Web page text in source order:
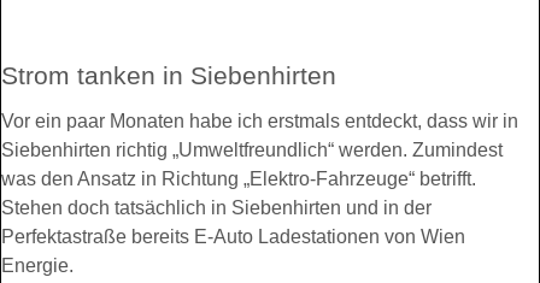
Strom tanken in Siebenhirten
Vor ein paar Monaten habe ich erstmals entdeckt, dass wir in
Siebenhirten richtig „Umweltfreundlich“ werden. Zumindest
was den Ansatz in Richtung „Elektro-Fahrzeuge“ betrifft.
Stehen doch tatsächlich in Siebenhirten und in der
Perfektastraße bereits E-Auto Ladestationen von Wien
Energie.